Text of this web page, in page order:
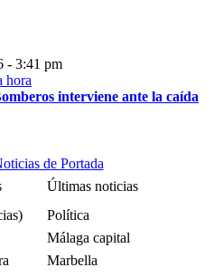
- 3:41 pm
interviene ante la caída
de Portada
Últimas noticias
Política
Málaga capital
Marbella